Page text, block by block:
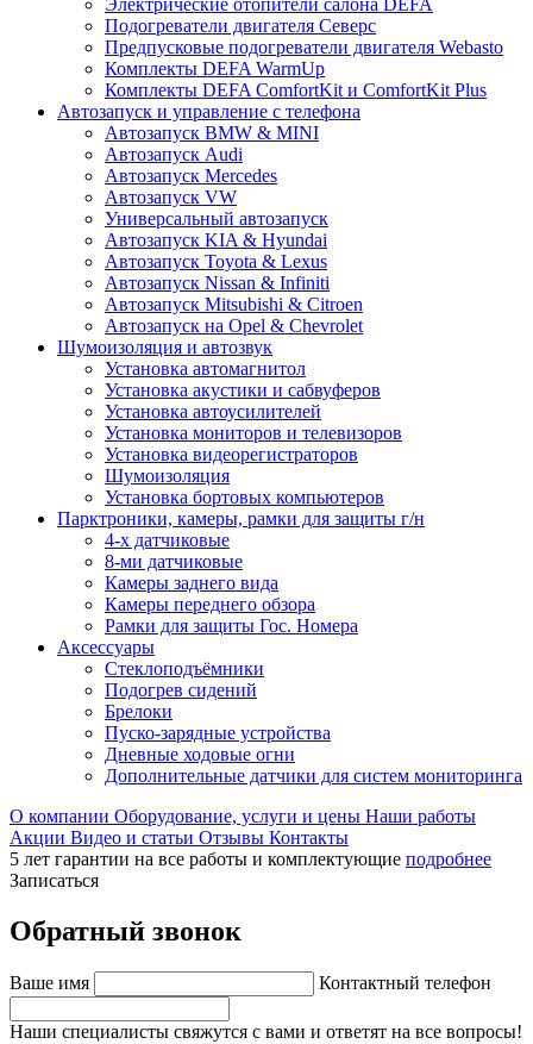
Электрические отопители салона DEFA
Подогреватели двигателя Северс
Предпусковые подогреватели двигателя Webasto
Комплекты DEFA WarmUp
Комплекты DEFA ComfortKit и ComfortKit Plus
Автозапуск и управление с телефона
Автозапуск BMW & MINI
Автозапуск Audi
Автозапуск Mercedes
Автозапуск VW
Универсальный автозапуск
Автозапуск KIA & Hyundai
Автозапуск Toyota & Lexus
Автозапуск Nissan & Infiniti
Автозапуск Mitsubishi & Citroen
Автозапуск на Opel & Chevrolet
Шумоизоляция и автозвук
Установка автомагнитол
Установка акустики и сабвуферов
Установка автоусилителей
Установка мониторов и телевизоров
Установка видеорегистраторов
Шумоизоляция
Установка бортовых компьютеров
Парктроники, камеры, рамки для защиты г/н
4-х датчиковые
8-ми датчиковые
Камеры заднего вида
Камеры переднего обзора
Рамки для защиты Гос. Номера
Аксессуары
Стеклоподъёмники
Подогрев сидений
Брелоки
Пуско-зарядные устройства
Дневные ходовые огни
Дополнительные датчики для систем мониторинга
О компании Оборудование, услуги и цены Наши работы
Акции Видео и статьи Отзывы Контакты
5 лет гарантии на все работы и комплектующие подробнее
Записаться
Обратный звонок
Ваше имя Контактный телефон
Наши специалисты свяжутся с вами и ответят на все вопросы!